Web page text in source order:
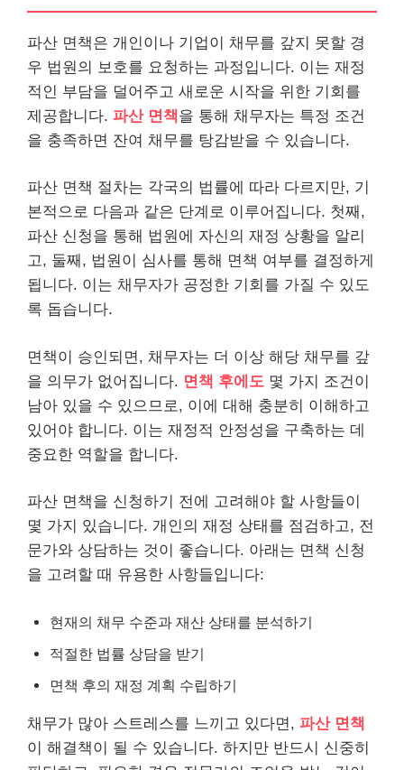
파산 면책은 개인이나 기업이 채무를 갚지 못할 경
우 법원의 보호를 요청하는 과정입니다. 이는 재정
적인 부담을 덜어주고 새로운 시작을 위한 기회를
제공합니다. 파산 면책을 통해 채무자는 특정 조건
을 충족하면 잔여 채무를 탕감받을 수 있습니다.
파산 면책 절차는 각국의 법률에 따라 다르지만, 기
본적으로 다음과 같은 단계로 이루어집니다. 첫째,
파산 신청을 통해 법원에 자신의 재정 상황을 알리
고, 둘째, 법원이 심사를 통해 면책 여부를 결정하게
됩니다. 이는 채무자가 공정한 기회를 가질 수 있도
록 돕습니다.
면책이 승인되면, 채무자는 더 이상 해당 채무를 갚
을 의무가 없어집니다. 면책 후에도 몇 가지 조건이
남아 있을 수 있으므로, 이에 대해 충분히 이해하고
있어야 합니다. 이는 재정적 안정성을 구축하는 데
중요한 역할을 합니다.
파산 면책을 신청하기 전에 고려해야 할 사항들이
몇 가지 있습니다. 개인의 재정 상태를 점검하고, 전
문가와 상담하는 것이 좋습니다. 아래는 면책 신청
을 고려할 때 유용한 사항들입니다:
현재의 채무 수준과 재산 상태를 분석하기
적절한 법률 상담을 받기
면책 후의 재정 계획 수립하기
채무가 많아 스트레스를 느끼고 있다면, 파산 면책
이 해결책이 될 수 있습니다. 하지만 반드시 신중히